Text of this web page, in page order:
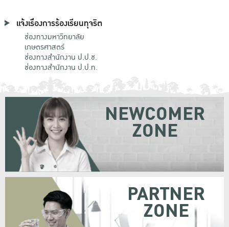
แจ้งเรื่องการร้องเรียนทุจริต
ช่องทางมหาวิทยาลัย
เกษตรศาสตร์
ช่องทางสำนักงาน ป.ป.ช.
ช่องทางสำนักงาน ป.ป.ท.
NEWCOMER
ZONE
PARTNER
ZONE